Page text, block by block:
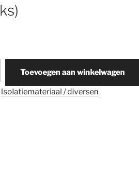
Toevoegen aan winkelwagen
Isolatiemateriaal / diversen